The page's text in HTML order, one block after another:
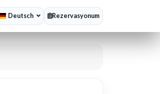
Deutsch Rezervasyonum